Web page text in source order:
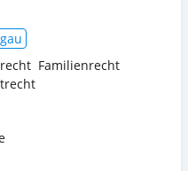
Familienrecht